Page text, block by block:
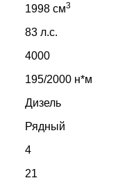
1998 см3
83 л.с.
4000
195/2000 н*м
Дизель
Рядный
4
21